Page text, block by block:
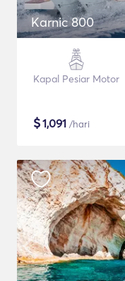
Karnic 800
Kapal Pesiar Motor
$1,091 /hari